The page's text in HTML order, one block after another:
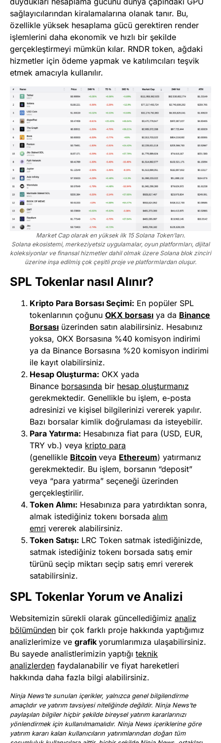
sağlayıcılarından kiralamalarına olanak tanır. Bu,
özellikle yüksek hesaplama gücü gerektiren render
işlemlerini daha ekonomik ve hızlı bir şekilde
gerçekleştirmeyi mümkün kılar. RNDR token, ağdaki
hizmetler için ödeme yapmak ve katılımcıları teşvik
etmek amacıyla kullanılır.
Market Cap olarak en yüksek ilk 15 Solana Token’ları.
Solana ekosistemi, merkeziyetsiz uygulamalar, oyun platformları, dijital
koleksiyonlar ve finansal hizmetler dahil olmak üzere Solana blok zinciri
üzerine inşa edilmiş çok çeşitli proje ve platformlardan oluşur.
SPL Tokenlar nasıl Alınır?
Kripto Para Borsası Seçimi: En popüler SPL
tokenlarının çoğunu OKX borsası ya da Binance
Borsası üzerinden satın alabilirsiniz. Hesabınız
yoksa, OKX Borsasına %40 komisyon indirimi
ya da Binance Borsasına %20 komisyon indirimi
ile kayıt olabilirsiniz.
Hesap Oluşturma: OKX yada
Binance borsasında bir hesap oluşturmanız
gerekmektedir. Genellikle bu işlem, e-posta
adresinizi ve kişisel bilgilerinizi vererek yapılır.
Bazı borsalar kimlik doğrulaması da isteyebilir.
Para Yatırma: Hesabınıza fiat para (USD, EUR,
TRY vb.) veya kripto para
(genellikle Bitcoin veya Ethereum) yatırmanız
gerekmektedir. Bu işlem, borsanın “deposit”
veya “para yatırma” seçeneği üzerinden
gerçekleştirilir.
Token Alımı: Hesabınıza para yatırdıktan sonra,
almak istediğiniz tokenı borsada alım
emri vererek alabilirsiniz.
Token Satışı: LRC Token satmak istediğinizde,
satmak istediğiniz tokenı borsada satış emir
türünü seçip miktarı seçip satış emri vererek
satabilirsiniz.
SPL Tokenlar Yorum ve Analizi
Websitemizin sürekli olarak güncellediğimiz analiz
bölümünden bir çok farklı proje hakkında yaptığımız
analizlerimize ve grafik yorumlarımıza ulaşabilirsiniz.
Bu sayede analistlerimizin yaptığı teknik
analizlerden faydalanabilir ve fiyat hareketleri
hakkında daha fazla bilgi alabilirsiniz.
Ninja News’te sunulan içerikler, yalnızca genel bilgilendirme
amaçlıdır ve yatırım tavsiyesi niteliğinde değildir. Ninja News’te
paylaşılan bilgiler hiçbir şekilde bireysel yatırım kararlarınızı
yönlendirmek için kullanılmamalıdır. Ninja News içeriklerine göre
yatırım kararı kalan kullanıcıların yatırımlarından doğan tüm